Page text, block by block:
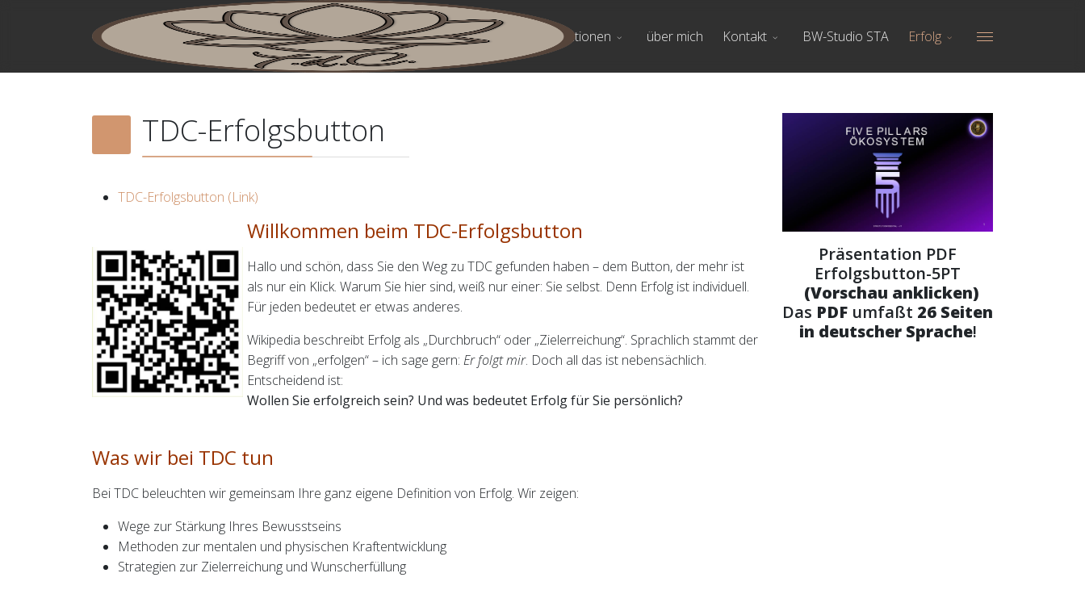
Home TDC Ausbildungen Publikationen über mich Kontakt BW-Studio STA Erfolg
TDC-Erfolgsbutton
TDC-Erfolgsbutton (Link)
Willkommen beim TDC-Erfolgsbutton
Hallo und schön, dass Sie den Weg zu TDC gefunden haben – dem Button, der mehr ist
als nur ein Klick. Warum Sie hier sind, weiß nur einer: Sie selbst. Denn Erfolg ist individuell.
Für jeden bedeutet er etwas anderes.
Wikipedia beschreibt Erfolg als „Durchbruch“ oder „Zielerreichung“. Sprachlich stammt der
Begriff von „erfolgen“ – ich sage gern: Er folgt mir. Doch all das ist nebensächlich.
Entscheidend ist:
Wollen Sie erfolgreich sein? Und was bedeutet Erfolg für Sie persönlich?
Was wir bei TDC tun
Bei TDC beleuchten wir gemeinsam Ihre ganz eigene Definition von Erfolg. Wir zeigen:
Wege zur Stärkung Ihres Bewusstseins
Methoden zur mentalen und physischen Kraftentwicklung
Strategien zur Zielerreichung und Wunscherfüllung
Präsentation PDF
Erfolgsbutton-5PT
(Vorschau anklicken)
Das PDF umfaßt 26 Seiten
in deutscher Sprache!